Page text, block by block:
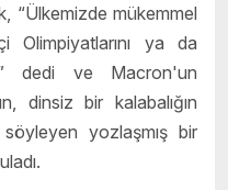
“Ülkemizde mükemmel
Olimpiyatlarını ya da
dedi ve Macron'un
dinsiz bir kalabalığın
söyleyen yozlaşmış bir